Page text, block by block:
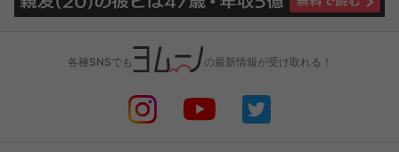
各種SNSでも の最新情報が受け取れる！